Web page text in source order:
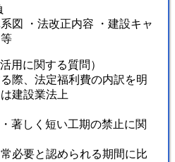
図 ・法改正内容 ・建設キャ
用に関する質問）
際、法定福利費の内訳を明
建設業法上
著しく短い工期の禁止に関
必要と認められる期間に比